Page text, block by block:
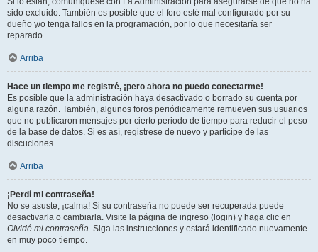
sido excluido. También es posible que el foro esté mal configurado por su
dueño y/o tenga fallos en la programación, por lo que necesitaría ser
reparado.
Arriba
Hace un tiempo me registré, ¡pero ahora no puedo conectarme!
Es posible que la administración haya desactivado o borrado su cuenta por
alguna razón. También, algunos foros periódicamente remueven sus usuarios
que no publicaron mensajes por cierto periodo de tiempo para reducir el peso
de la base de datos. Si es así, registrese de nuevo y participe de las
discuciones.
Arriba
¡Perdí mi contraseña!
No se asuste, ¡calma! Si su contraseña no puede ser recuperada puede
desactivarla o cambiarla. Visite la página de ingreso (login) y haga clic en
Olvidé mi contraseña. Siga las instrucciones y estará identificado nuevamente
en muy poco tiempo.